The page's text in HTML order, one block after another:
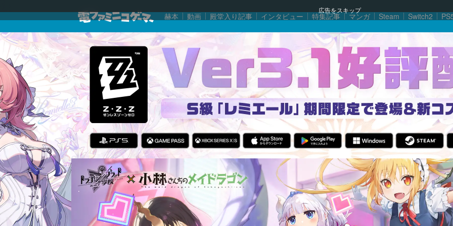
広告をスキップ
赫本 動画 殿堂入り記事 インタビュー 特集記事 マンガ Steam Switch2